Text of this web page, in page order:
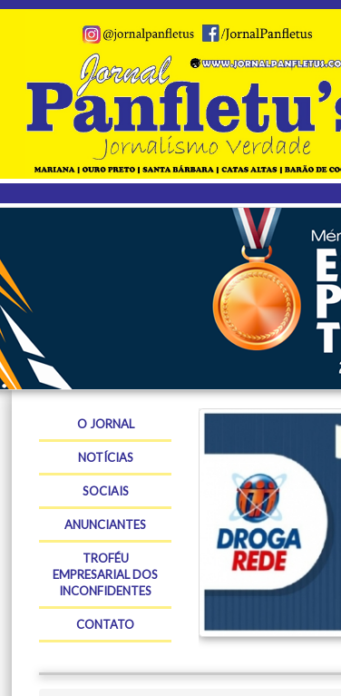
O JORNAL
NOTÍCIAS
SOCIAIS
ANUNCIANTES
TROFÉU
EMPRESARIAL DOS
INCONFIDENTES
CONTATO